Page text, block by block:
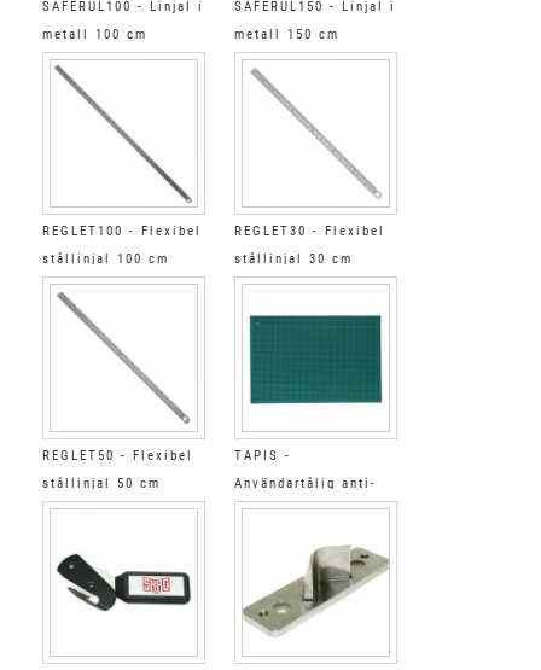
SAFERUL100 - Linjal i
metall 100 cm
SAFERUL150 - Linjal i
metall 150 cm
REGLET100 - Flexibel
stållinjal 100 cm
REGLET30 - Flexibel
stållinjal 30 cm
REGLET50 - Flexibel
stållinjal 50 cm
TAPIS -
Användartålig anti-
slip 90 x 62 cm